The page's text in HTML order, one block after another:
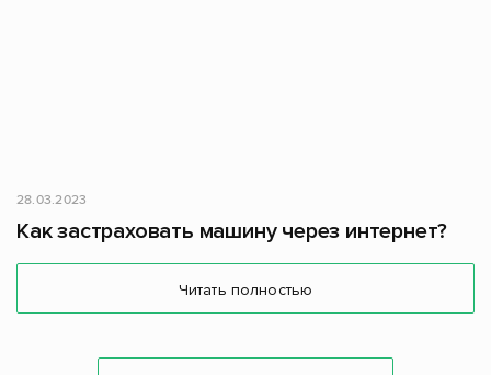
28.03.2023
Как застраховать машину через интернет?
Читать полностью